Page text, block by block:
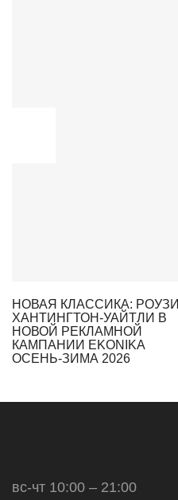
НОВАЯ КЛАССИКА: РОУЗИ
ХАНТИНГТОН-УАЙТЛИ В
НОВОЙ РЕКЛАМНОЙ
КАМПАНИИ EKONIKA
ОСЕНЬ-ЗИМА 2026
вс-чт 10:00 – 21:00